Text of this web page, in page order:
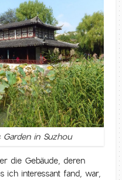
in Suzhou
die Gebäude, deren
ich interessant fand, war,